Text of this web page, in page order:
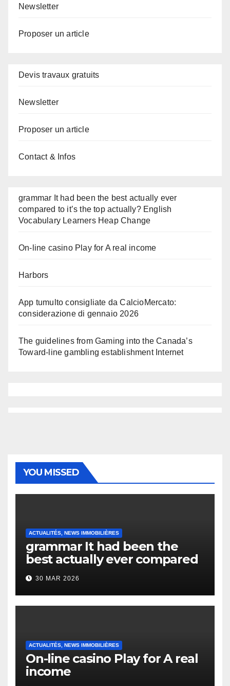
Newsletter
Proposer un article
Devis travaux gratuits
Newsletter
Proposer un article
Contact & Infos
grammar It had been the best actually ever
compared to it’s the top actually? English
Vocabulary Learners Heap Change
On-line casino Play for A real income
Harbors
App tumulto consigliate da CalcioMercato:
considerazione di gennaio 2026
The guidelines from Gaming into the Canada’s
Toward-line gambling establishment Internet
YOU MISSED
ACTUALITÉS, NEWS IMMOBILIÈRES
grammar It had been the
best actually ever compared
to it’s the top actually?
English Vocabulary Learners
Heap Change
30 MAR 2026
ACTUALITÉS, NEWS IMMOBILIÈRES
On-line casino Play for A real
income